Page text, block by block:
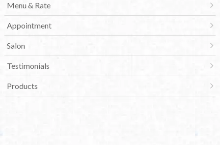
Menu & Rate
Appointment
Salon
Testimonials
Products